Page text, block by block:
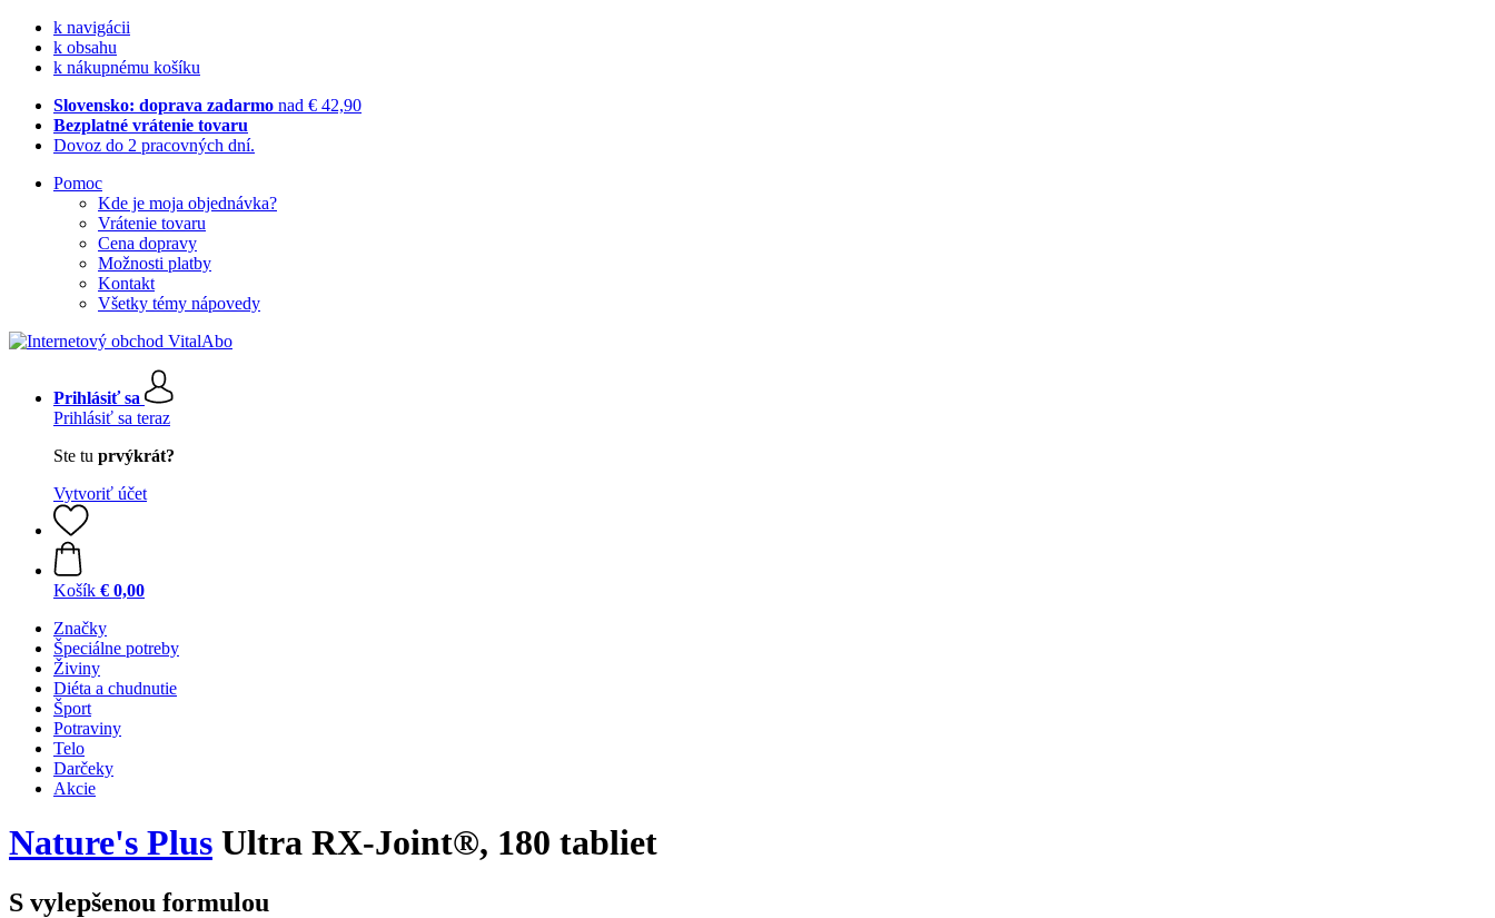
k navigácii
k obsahu
k nákupnému košíku
Slovensko: doprava zadarmo nad € 42,90
Bezplatné vrátenie tovaru
Dovoz do 2 pracovných dní.
Pomoc
Kde je moja objednávka?
Vrátenie tovaru
Cena dopravy
Možnosti platby
Kontakt
Všetky témy nápovedy
Prihlásiť sa
Prihlásiť sa teraz
Ste tu prvýkrát?
Vytvoriť účet
Košík € 0,00
Značky
Špeciálne potreby
Živiny
Diéta a chudnutie
Šport
Potraviny
Telo
Darčeky
Akcie
Nature's Plus Ultra RX-Joint®, 180 tabliet
S vylepšenou formulou